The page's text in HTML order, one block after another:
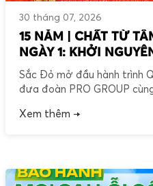
30 tháng 07, 2026
15 NĂM | CHẤT TỪ
NGÀY 1: KHỞI
Sắc Đỏ mở đầu hành trình
đưa đoàn PRO GROUP
Hàn Mặc Tử, Bãi tắm
Xem thêm →